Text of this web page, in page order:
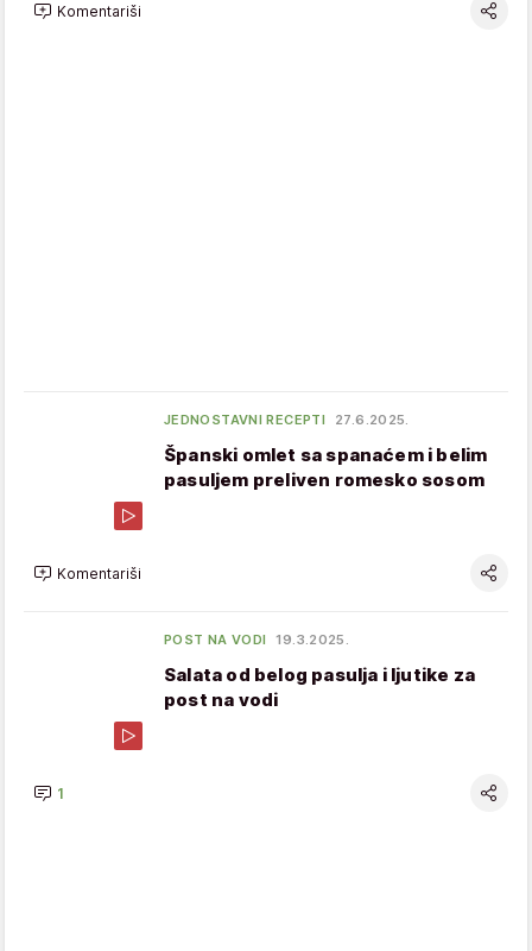
Komentariši
JEDNOSTAVNI RECEPTI 27.6.2025.
Španski omlet sa spanaćem i belim
pasuljem preliven romesko sosom
Komentariši
POST NA VODI 19.3.2025.
Salata od belog pasulja i ljutike za
post na vodi
1